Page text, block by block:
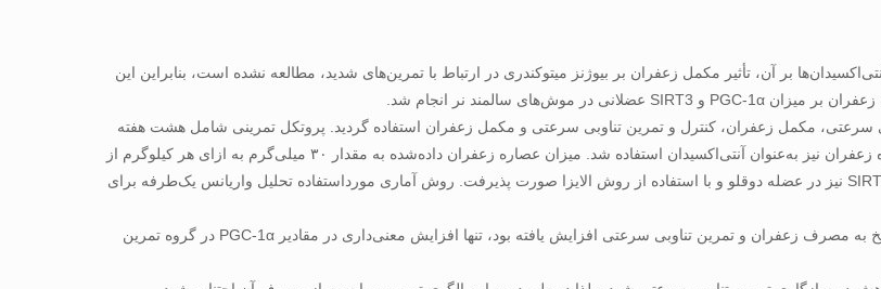
بر آن، تأثیر مکمل زعفران بر بیوژنز میتوکندری در ارتباط با تمرین‌های شدید، مطالعه نشده است، بنابراین این
تناوبی سرعتی، مکمل زعفران، کنترل و تمرین تناوبی سرعتی و مکمل زعفران استفاده گردید. پروتکل تمرینی شامل هشت هفته
تمرین تناوبی سرعتی با تعداد ۴ جلسه در هفته بر روی نوار گردان بود و از عصاره زعفران نیز به‌عنوان آنتی‌اکسیدان استفاده شد. میزان عصاره زعفران داده‌شده به مقدار ۳۰ میلی‌گرم به ازای هر کیلوگرم از
وزن بدن روزانه و به مدت ۸ هفته بود. اندازه‌گیری سطوح دو فاکتور PGC-1αو SIRT3 نیز در عضله دوقلو و با استفاده از روش الایزا صورت پذیرفت. روش آماری مورداستفاده تحلیل واریانس یک‌طرفه برای
یافته‌ها‌: اگرچه، سطوح مقادیر PGC-1α وSIRT3 در همه گروه‌های تجربی در پاسخ به مصرف زعفران و تمرین تناوبی سرعتی افزایش یافته بود، تنها افزایش معنی‌داری در مقادیر PGC-1α در گروه تمرین